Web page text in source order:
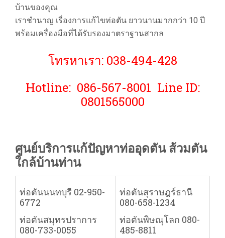
บ้านของคุณ
เราชำนาญ เรื่องการแก้ไขท่อตัน ยาวนานมากกว่า 10 ปี
พร้อมเครื่องมือที่ได้รับรองมาตราฐานสากล
โทรหาเรา: 038-494-428
Hotline: 086-567-8001 Line ID:
0801565000
ศูนย์บริการแก้ปัญหาท่ออุดตัน ส้วมตัน
ใกล้บ้านท่าน
ท่อตันนนทบุรี 02-950-
6772
ท่อตันสมุทรปราการ
080-733-0055
ท่อตันสุราษฎร์ธานี
080-658-1234
ท่อตันพิษณุโลก 080-
485-8811